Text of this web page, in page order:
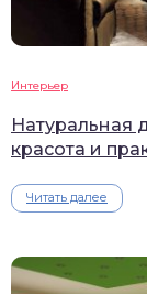
Интерьер
Натуральная
красота и
Читать далее